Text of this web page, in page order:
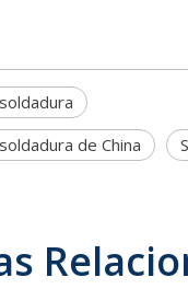
de China